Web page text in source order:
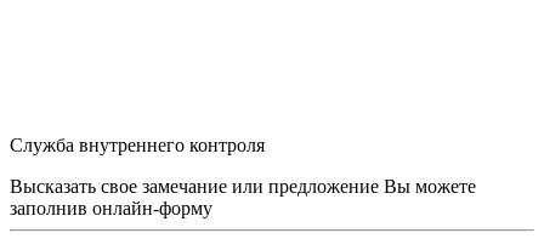
Служба внутреннего контроля
Высказать свое замечание или предложение Вы можете
заполнив онлайн-форму